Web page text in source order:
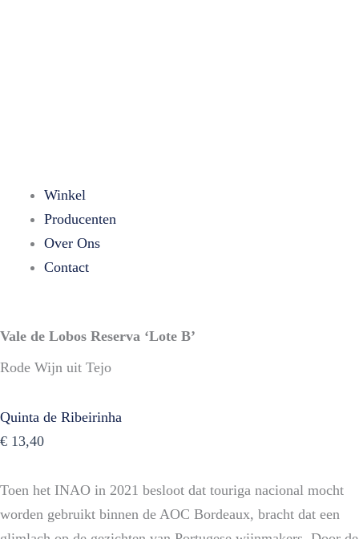
Winkel
Producenten
Over Ons
Contact
Vale de Lobos Reserva ‘Lote B’
Rode Wijn uit Tejo
Quinta de Ribeirinha
€ 13,40
Toen het INAO in 2021 besloot dat touriga nacional mocht
worden gebruikt binnen de AOC Bordeaux, bracht dat een